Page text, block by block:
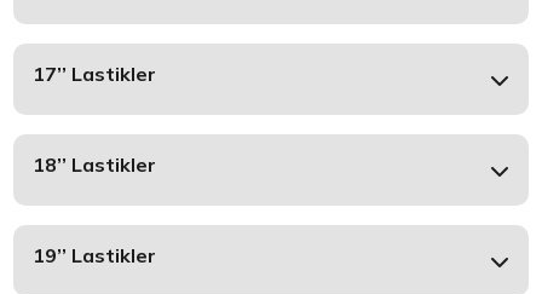
17’’ Lastikler
18’’ Lastikler
19’’ Lastikler